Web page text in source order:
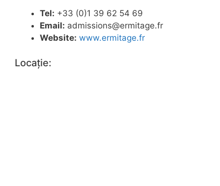
Tel: +33 (0)1 39 62 54 69
Email: admissions@ermitage.fr
Website: www.ermitage.fr
Locație: